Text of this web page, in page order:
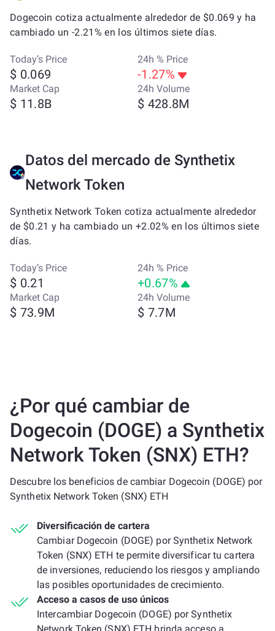
Dogecoin cotiza actualmente alrededor de $0.069 y ha
cambiado un -2.21% en los últimos siete días.
Today’s Price
$ 0.069
24h % Price
-1.27%
Market Cap
$ 11.8B
24h Volume
$ 428.8M
Datos del mercado de Synthetix
Network Token
Synthetix Network Token cotiza actualmente alrededor
de $0.21 y ha cambiado un +2.02% en los últimos siete
días.
Today’s Price
$ 0.21
24h % Price
+0.67%
Market Cap
$ 73.9M
24h Volume
$ 7.7M
¿Por qué cambiar de
Dogecoin (DOGE) a Synthetix
Network Token (SNX) ETH?
Descubre los beneficios de cambiar Dogecoin (DOGE) por
Synthetix Network Token (SNX) ETH
Diversificación de cartera
Cambiar Dogecoin (DOGE) por Synthetix Network
Token (SNX) ETH te permite diversificar tu cartera
de inversiones, reduciendo los riesgos y ampliando
las posibles oportunidades de crecimiento.
Acceso a casos de uso únicos
Intercambiar Dogecoin (DOGE) por Synthetix